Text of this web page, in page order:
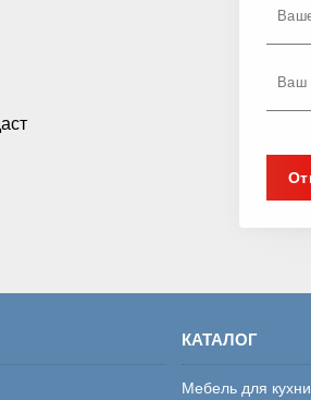
КАТАЛОГ
Мебель для кухни